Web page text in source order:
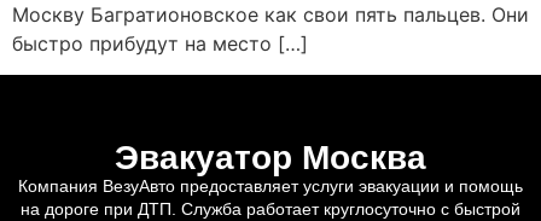
Москву Багратионовское как свои пять пальцев. Они
быстро прибудут на место […]
Эвакуатор Москва
Компания ВезуАвто предоставляет услуги эвакуации и помощь
на дороге при ДТП. Служба работает круглосуточно с быстрой